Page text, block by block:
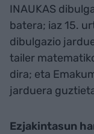
INAUKAS
batera; iaz 15.
dibulgazio
tailer
dira; eta
jarduera
Ezjakintasun